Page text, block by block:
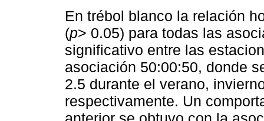
En trébol blanco la relación
(p> 0.05) para todas las
significativo entre las
asociación 50:00:50, donde
2.5 durante el verano,
respectivamente. Un